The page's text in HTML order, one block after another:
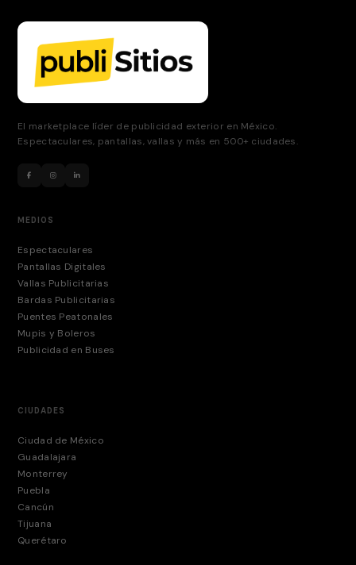
El marketplace líder de publicidad exterior en México.
Espectaculares, pantallas, vallas y más en 500+ ciudades.
MEDIOS
Espectaculares
Pantallas Digitales
Vallas Publicitarias
Bardas Publicitarias
Puentes Peatonales
Mupis y Boleros
Publicidad en Buses
CIUDADES
Ciudad de México
Guadalajara
Monterrey
Puebla
Cancún
Tijuana
Querétaro